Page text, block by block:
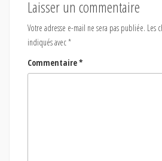
Laisser un commentaire
Votre adresse e-mail ne sera pas publiée. Les
indiqués avec*
Commentaire*